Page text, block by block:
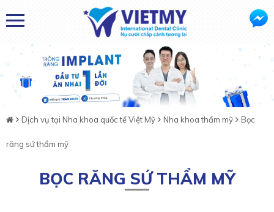
Dịch vụ tại Nha khoa quốc tế Việt Mỹ Nha khoa thẩm mỹ Bọc
răng sứ thẩm mỹ
BỌC RĂNG SỨ THẨM MỸ